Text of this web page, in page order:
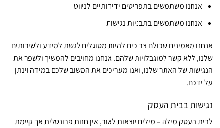
אנחנו משתמשים בתפריטים ידידותיים לניווט
אנחנו משתמשים בתבניות נגישות
אנחנו מאמינים שכולם צריכים להיות מסוגלים לגשת למידע ולשירותים
שלנו, ללא קשר למוגבלויות שלהם. אנחנו מחויבים להמשיך ולשפר את
הנגישות של האתר שלנו, ואנו מעריכים את המשוב שלכם במידה וינתן
על ידכם.
נגישות בבית העסק
לבית העסק מילה – מילים יוצאות לאור, אין חנות פרונטלית אך קיימת